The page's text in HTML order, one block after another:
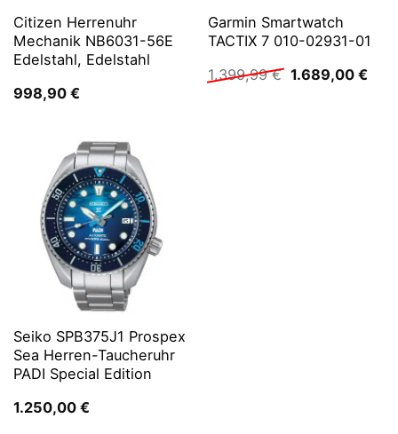
Citizen Herrenuhr
Mechanik NB6031-56E
Edelstahl, Edelstahl
998,90 €
Garmin Smartwatch
TACTIX 7 010-02931-01
1.399,99€ Ursprünglicher
1.689,00 €
Seiko SPB375J1 Prospex
Sea Herren-Taucheruhr
PADI Special Edition
1.250,00 €